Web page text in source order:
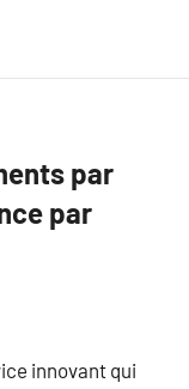
par
par
innovant qui